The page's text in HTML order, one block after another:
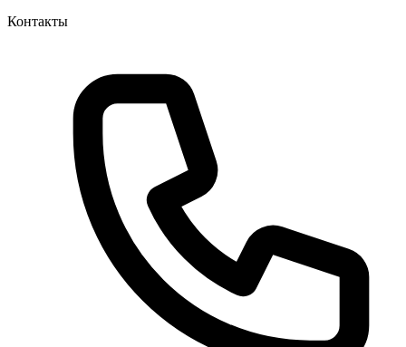
Контакты